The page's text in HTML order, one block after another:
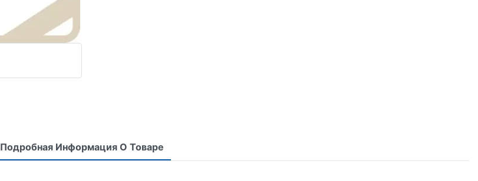
Подробная Информация О Товаре